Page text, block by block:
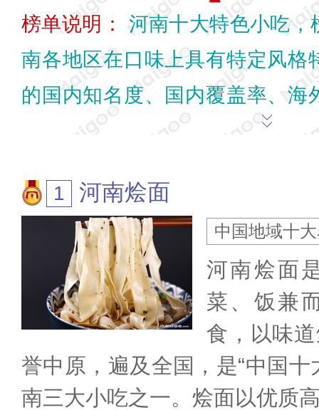
榜单说明：
河南十大特色小吃，
南各地区在口味上具有特定风格
的国内知名度、国内覆盖率、海
等情况，并参考权威机构如政
吃”、“中国地域十大名小吃”、
会评选的“中国旅游金牌小吃”和
的十三道美食”名单，再结合其
进行综合排行推荐，名单仅供
末尾评论/批评指正。为我喜欢的
河南烩面
中国地域十
河南烩面
菜、饭兼
食，以味
誉中原，遍及全国，是“中国十
南三大小吃之一。烩面以优质